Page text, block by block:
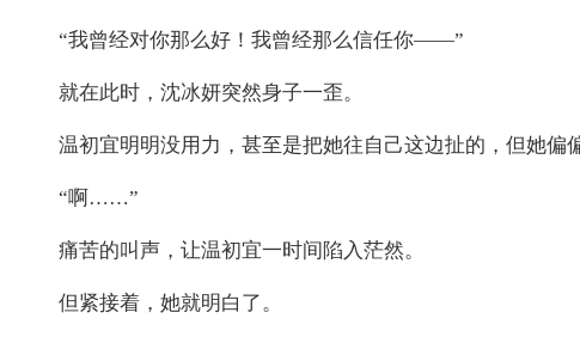
“我曾经对你那么好！我曾经那么信任你——”
就在此时，沈冰妍突然身子一歪。
温初宜明明没用力，甚至是把她往自己这边扯的，但她偏
“啊……”
痛苦的叫声，让温初宜一时间陷入茫然。
但紧接着，她就明白了。